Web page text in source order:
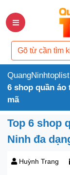
QuangNinhtoplist
6 shop quần áo
mã
Top 6 shop
Ninh đa
Huỳnh Trang